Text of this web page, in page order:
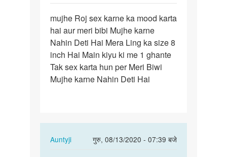
mujhe
Roj
sex
karne
ka
mood…
mujhe Roj sex karne ka mood karta
hai aur meri bibi Mujhe karne
Nahin Deti Hai Mera Ling ka size 8
inch Hai Main kiyu ki me 1 ghante
Tak sex karta hun per Meri Biwi
Mujhe karne Nahin Deti Hai
Auntyji
गुरु, 08/13/2020 - 07:39 बजे
In